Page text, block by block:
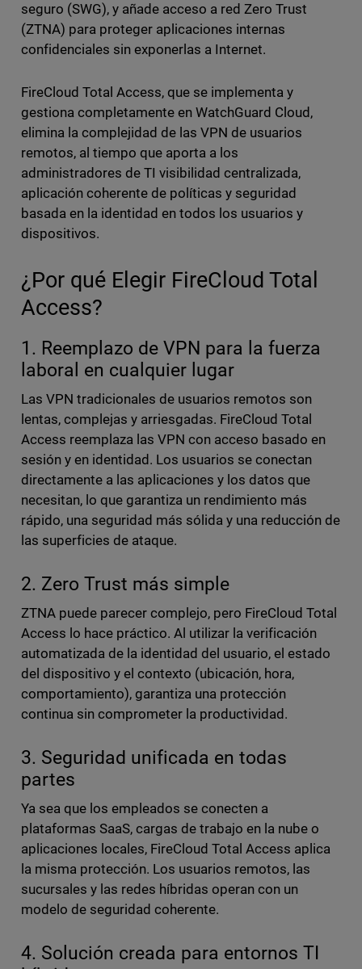
seguro (SWG), y añade acceso a red Zero Trust
(ZTNA) para proteger aplicaciones internas
confidenciales sin exponerlas a Internet.
FireCloud Total Access, que se implementa y
gestiona completamente en WatchGuard Cloud,
elimina la complejidad de las VPN de usuarios
remotos, al tiempo que aporta a los
administradores de TI visibilidad centralizada,
aplicación coherente de políticas y seguridad
basada en la identidad en todos los usuarios y
dispositivos.
¿Por qué Elegir FireCloud Total
Access?
1. Reemplazo de VPN para la fuerza
laboral en cualquier lugar
Las VPN tradicionales de usuarios remotos son
lentas, complejas y arriesgadas. FireCloud Total
Access reemplaza las VPN con acceso basado en
sesión y en identidad. Los usuarios se conectan
directamente a las aplicaciones y los datos que
necesitan, lo que garantiza un rendimiento más
rápido, una seguridad más sólida y una reducción de
las superficies de ataque.
2. Zero Trust más simple
ZTNA puede parecer complejo, pero FireCloud Total
Access lo hace práctico. Al utilizar la verificación
automatizada de la identidad del usuario, el estado
del dispositivo y el contexto (ubicación, hora,
comportamiento), garantiza una protección
continua sin comprometer la productividad.
3. Seguridad unificada en todas
partes
Ya sea que los empleados se conecten a
plataformas SaaS, cargas de trabajo en la nube o
aplicaciones locales, FireCloud Total Access aplica
la misma protección. Los usuarios remotos, las
sucursales y las redes híbridas operan con un
modelo de seguridad coherente.
4. Solución creada para entornos TI